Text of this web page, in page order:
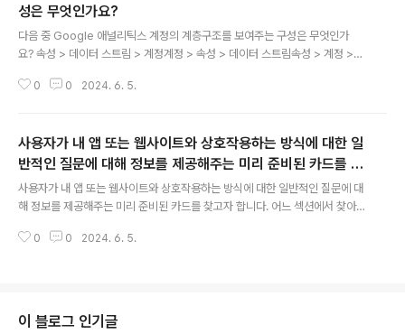
성은 무엇인가요?
다음 중 Google 애널리틱스 계정의 계층구조를 보여주는 구성은 무엇인가
요? 속성 > 데이터 스트림 > 계정계정 > 속성 > 데이터 스트림속성 > 계정 >
0 0 2024. 6. 5.
사용자가 내 앱 또는 웹사이트와 상호작용하는 방식에 대한 일
반적인 질문에 대해 정보를 제공해주는 미리 준비된 카드를 찾
고자 합니다. 어느 섹션에서 찾아야 하나요?
사용자가 내 앱 또는 웹사이트와 상호작용하는 방식에 대한 일반적인 질문에 대
해 정보를 제공해주는 미리 준비된 카드를 찾고자 합니다. 어느 섹션에서 찾아
0 0 2024. 6. 5.
이 블로그 인기글